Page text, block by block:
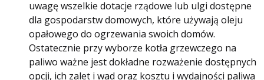
uwagę wszelkie dotacje rządowe lub ulgi dostępne
dla gospodarstw domowych, które używają oleju
opałowego do ogrzewania swoich domów.
Ostatecznie przy wyborze kotła grzewczego na
paliwo ważne jest dokładne rozważenie dostępnych
opcji, ich zalet i wad oraz kosztu i wydajności paliwa